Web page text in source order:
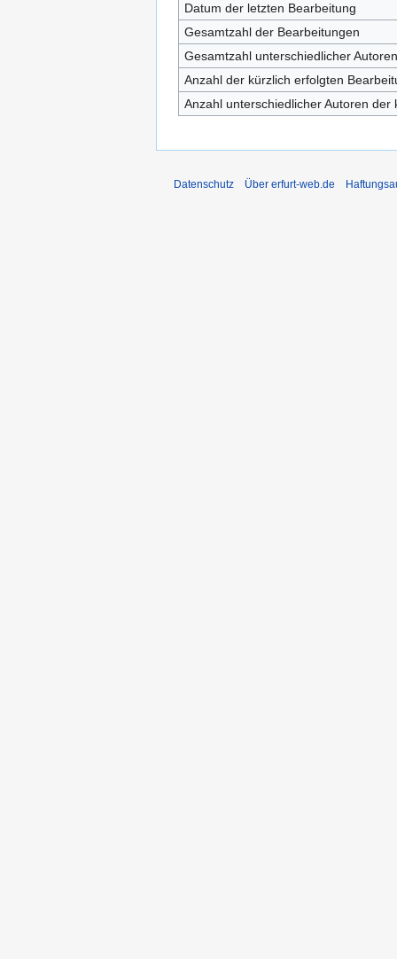
Datum der letzten Bearbeitung
Gesamtzahl der Bearbeitungen
Gesamtzahl unterschiedlicher Autoren
Anzahl der kürzlich erfolgten
Anzahl unterschiedlicher Autoren
Datenschutz Über erfurt-web.de